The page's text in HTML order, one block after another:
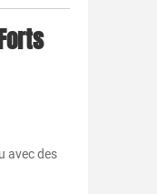
avec des